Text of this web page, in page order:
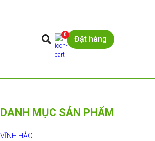
0 Đặt hàng
DANH MỤC SẢN PHẨM
VĨNH HẢO